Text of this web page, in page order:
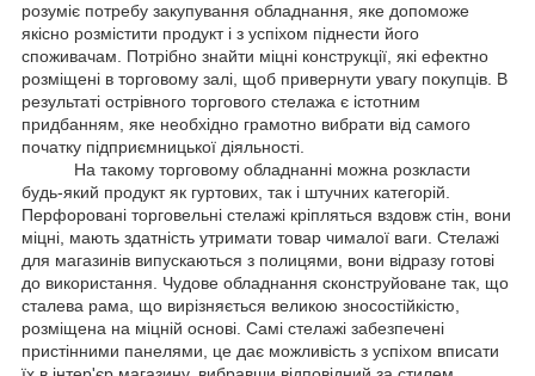
розуміє потребу закупування обладнання, яке допоможе
якісно розмістити продукт і з успіхом піднести його
споживачам. Потрібно знайти міцні конструкції, які ефектно
розміщені в торговому залі, щоб привернути увагу покупців. В
результаті острівного торгового стелажа є істотним
придбанням, яке необхідно грамотно вибрати від самого
початку підприємницької діяльності.
На такому торговому обладнанні можна розкласти
будь-який продукт як гуртових, так і штучних категорій.
Перфоровані торговельні стелажі кріпляться вздовж стін, вони
міцні, мають здатність утримати товар чималої ваги. Стелажі
для магазинів випускаються з полицями, вони відразу готові
до використання. Чудове обладнання сконструйоване так, що
сталева рама, що вирізняється великою зносостійкістю,
розміщена на міцній основі. Самі стелажі забезпечені
пристінними панелями, це дає можливість з успіхом вписати